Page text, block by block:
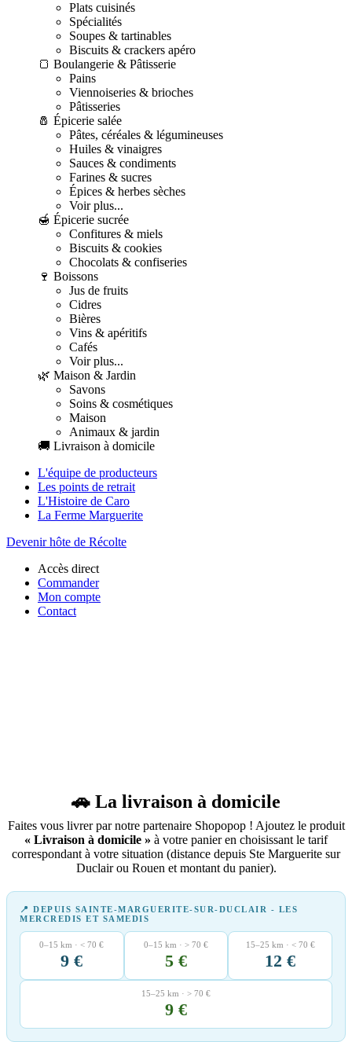
Plats cuisinés
Spécialités
Soupes & tartinables
Biscuits & crackers apéro
🍞 Boulangerie & Pâtisserie
Pains
Viennoiseries & brioches
Pâtisseries
🧂 Épicerie salée
Pâtes, céréales & légumineuses
Huiles & vinaigres
Sauces & condiments
Farines & sucres
Épices & herbes sèches
Voir plus...
🍯 Épicerie sucrée
Confitures & miels
Biscuits & cookies
Chocolats & confiseries
🍷 Boissons
Jus de fruits
Cidres
Bières
Vins & apéritifs
Cafés
Voir plus...
🌿 Maison & Jardin
Savons
Soins & cosmétiques
Maison
Animaux & jardin
🚚 Livraison à domicile
L'équipe de producteurs
Les points de retrait
L'Histoire de Caro
La Ferme Marguerite
Devenir hôte de Récolte
Accès direct
Commander
Mon compte
Contact
🚗 La livraison à domicile
Faites vous livrer par notre partenaire Shopopop ! Ajoutez le produit
« Livraison à domicile » à votre panier en choisissant le tarif
correspondant à votre situation (distance depuis Ste Marguerite sur
Duclair ou Rouen et montant du panier).
📍 DEPUIS SAINTE-MARGUERITE-SUR-DUCLAIR - LES
MERCREDIS ET SAMEDIS
0–15 km · < 70 €
9 €
0–15 km · > 70 €
5 €
15–25 km · < 70 €
12 €
15–25 km · > 70 €
9 €